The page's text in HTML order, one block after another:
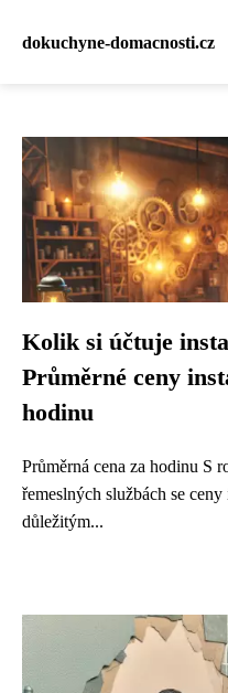
dokuchyne-domacnosti.cz
Kolik si účtuje
Průměrné ceny
hodinu
Průměrná cena za hodinu S
řemeslných službách se
důležitým...